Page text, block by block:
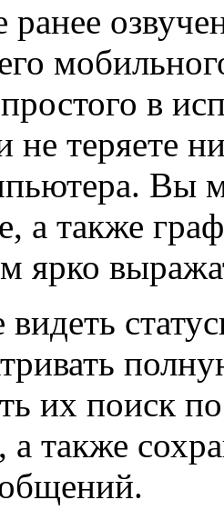
ранее
в
не теряете
Вы
а также
ярко
их поиск
также